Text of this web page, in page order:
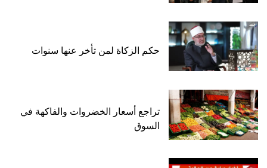
حكم الزكاة لمن تأخر عنها سنوات
تراجع أسعار الخضروات والفاكهة في
السوق